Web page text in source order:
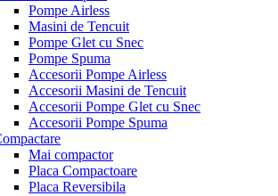
Pompe Airless
Masini de Tencuit
Pompe Glet cu Snec
Pompe Spuma
Accesorii Pompe Airless
Accesorii Masini de Tencuit
Accesorii Pompe Glet cu Snec
Accesorii Pompe Spuma
Mai compactor
Placa Compactoare
Placa Reversibila